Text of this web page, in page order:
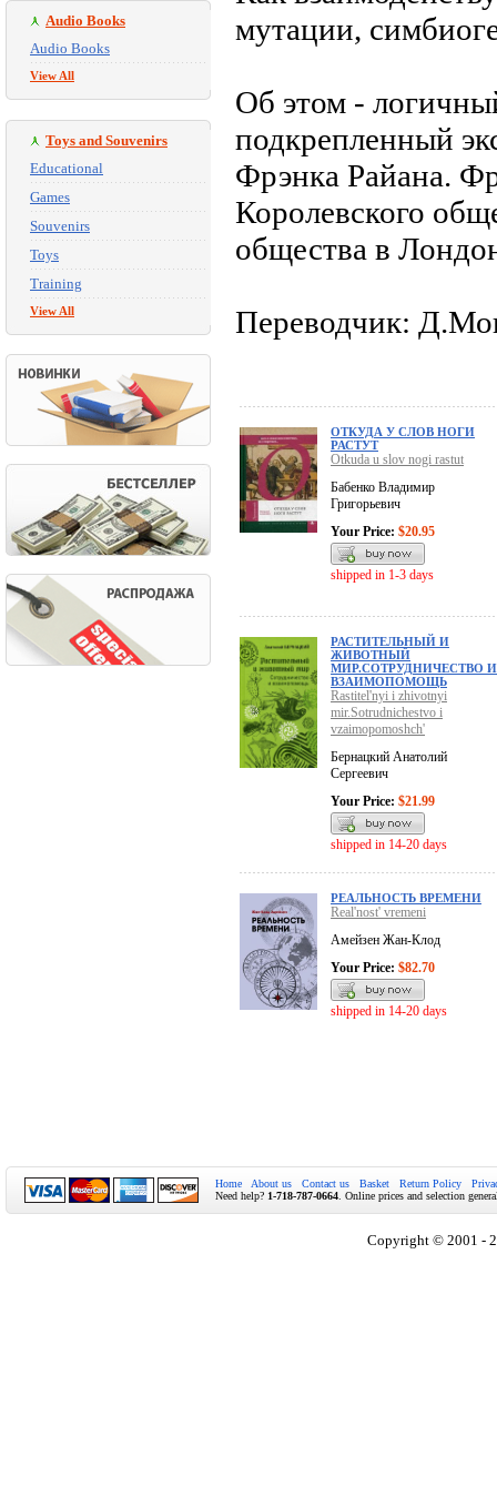
Audio Books
Audio Books
View All
Toys and Souvenirs
Educational
Games
Souvenirs
Toys
Training
View All
мутации,
Об этом -
подкрепленный
Фрэнка Райана.
Королевского
общества в
Переводчик:
ОТКУДА У СЛОВ НОГИ
РАСТУТ
Otkuda u slov nogi rastut
Бабенко Владимир
Григорьевич
Your Price: $20.95
shipped in 1-3 days
РАСТИТЕЛЬНЫЙ И
ЖИВОТНЫЙ
МИР.СОТРУДНИЧЕСТВО И
ВЗАИМОПОМОЩЬ
Rastitel'nyi i zhivotnyi
mir.Sotrudnichestvo i
vzaimopomoshch'
Бернацкий Анатолий
Сергеевич
Your Price: $21.99
shipped in 14-20 days
РЕАЛЬНОСТЬ ВРЕМЕНИ
Real'nost' vremeni
Амейзен Жан-Клод
Your Price: $82.70
shipped in 14-20 days
Home About us Contact us Basket Return Policy
Need help? 1-718-787-0664 . Online prices and selection
Copyright © 2001 -